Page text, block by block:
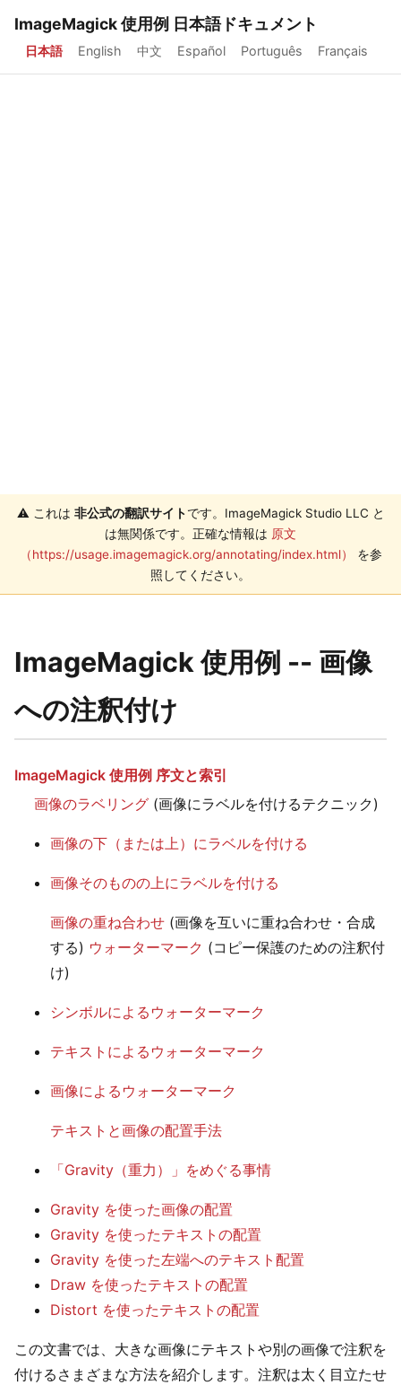
ImageMagick 使用例 日本語ドキュメント
日本語 English 中文 Español Português Français
⚠️ これは 非公式の翻訳サイトです。ImageMagick Studio LLC と
は無関係です。正確な情報は 原文
（https://usage.imagemagick.org/annotating/index.html）
を参
照してください。
ImageMagick 使用例 -- 画像
への注釈付け
ImageMagick 使用例 序文と索引
画像のラベリング (画像にラベルを付けるテクニック)
画像の下（または上）にラベルを付ける
画像そのものの上にラベルを付ける
画像の重ね合わせ (画像を互いに重ね合わせ・合成
する) ウォーターマーク (コピー保護のための注釈付
け)
シンボルによるウォーターマーク
テキストによるウォーターマーク
画像によるウォーターマーク
テキストと画像の配置手法
「Gravity（重力）」をめぐる事情
Gravity を使った画像の配置
Gravity を使ったテキストの配置
Gravity を使った左端へのテキスト配置
Draw を使ったテキストの配置
Distort を使ったテキストの配置
この文書では、大きな画像にテキストや別の画像で注釈を
付けるさまざまな方法を紹介します。注釈は太く目立たせ